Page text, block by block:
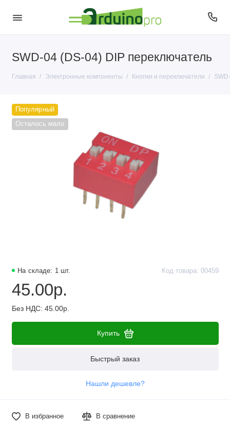
SWD-04 (DS-04) DIP переключатель
Главная Электронные компоненты Кнопки и переключатели
Антенны
Датчики
Кварцы
Кнопки и переключатели
Резисторы
Реле
Стабилизаторы питания
Популярный
Осталось мало
На складе: 1 шт. Код товара: 00459
45.00р.
Без НДС: 45.00р.
Купить
Быстрый заказ
Нашли дешевле?
В избранное В сравнение